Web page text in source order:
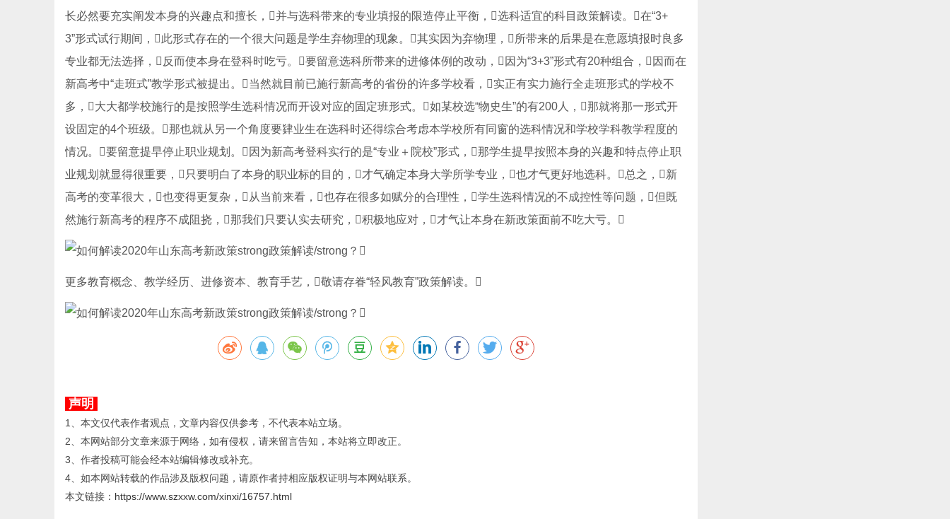
长必然要充实阐发本身的兴趣点和擅长，并与选科带来的专业填报的限造停止平衡，选科适宜的科目政策解读。在“3+
3”形式试行期间，此形式存在的一个很大问题是学生弃物理的现象。其实因为弃物理，所带来的后果是在意愿填报时良多
专业都无法选择，反而使本身在登科时吃亏。要留意选科所带来的进修体例的改动，因为“3+3”形式有20种组合，因而在
新高考中“走班式”教学形式被提出。当然就目前已施行新高考的省份的许多学校看，实正有实力施行全走班形式的学校不
多，大大都学校施行的是按照学生选科情况而开设对应的固定班形式。如某校选“物史生”的有200人，那就将那一形式开
设固定的4个班级。那也就从另一个角度要肄业生在选科时还得综合考虑本学校所有同窗的选科情况和学校学科教学程度的
情况。要留意提早停止职业规划。因为新高考登科实行的是“专业＋院校”形式，那学生提早按照本身的兴趣和特点停止职
业规划就显得很重要，只要明白了本身的职业标的目的，才气确定本身大学所学专业，也才气更好地选科。总之，新
高考的变革很大，也变得更复杂，从当前来看，也存在很多如赋分的合理性，学生选科情况的不成控性等问题，但既
然施行新高考的程序不成阻挠，那我们只要认实去研究，积极地应对，才气让本身在新政策面前不吃大亏。
更多教育概念、教学经历、进修资本、教育手艺，敬请存眷“轻风教育”政策解读。
声明
1、本文仅代表作者观点，文章内容仅供参考，不代表本站立场。
2、本网站部分文章来源于网络，如有侵权，请来留言告知，本站将立即改正。
3、作者投稿可能会经本站编辑修改或补充。
4、如本网站转载的作品涉及版权问题，请原作者持相应版权证明与本网站联系。
本文链接： https://www.szxxw.com/xinxi/16757.html